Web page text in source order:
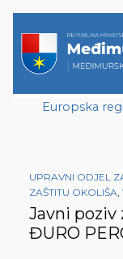
Europska
UPRAVNI ODJEL
ZAŠTITU OKOLIŠA,
Javni poziv
ĐURO